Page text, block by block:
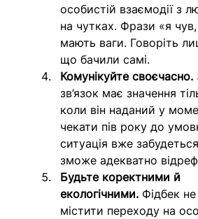
особистій взаємодії з
на чутках. Фрази «я
мають ваги. Говоріть
що бачили самі.
Комунікуйте своєчасно.
зв’язок має значення
коли він наданий у
чекати пів року до
ситуація вже
зможе адекватно
Будьте коректними й
екологічними. Фідбек
містити переходу на